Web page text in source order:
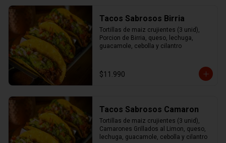
Tacos Sabrosos Birria
Tortillas de maiz crujientes (3 unid),
Porcion de Birria, queso, lechuga,
guacamole, cebolla y cilantro
$11.990
Tacos Sabrosos Camaron
Tortillas de maiz crujientes (3 unid),
Camarones Grillados al Limon, queso,
lechuga, guacamole, cebolla y cilantro